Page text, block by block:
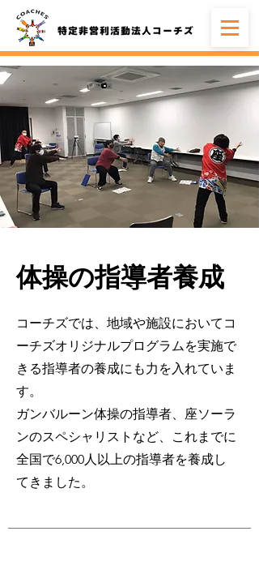
体操の指導者養成
コーチズでは、地域や施設においてコ
ーチズオリジナルプログラムを実施で
きる指導者の養成にも力を入れていま
す。
ガンバルーン体操の指導者、座ソーラ
ンのスペシャリストなど、これまでに
全国で6,000人以上の指導者を養成し
てきました。